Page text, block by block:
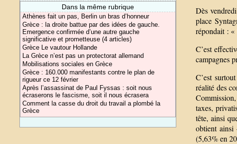
Dans la même rubrique
Athènes fait un pas, Berlin un bras d’honneur
Grèce : la droite battue par des idées de gauche.
Emergence confirmée d’une autre gauche
significative et prometteuse (4 articles)
Grèce Le vautour Hollande
La Grèce n’est pas un protectorat allemand
Mobilisations sociales en Grèce
Grèce : 160.000 manifestants contre le plan de
rigueur ce 12 février
Après l’assassinat de Paul Fyssas : soit nous
écraserons le fascisme, soit il nous écrasera
Comment la casse du droit du travail a plombé la
Grèce
Dès
place
répondait : «
C’est
campagnes
C’est
réalité des
taxes,
tête, ainsi
obtient
(5,63% en